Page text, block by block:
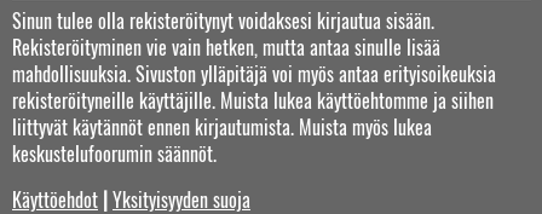
Sinun tulee olla rekisteröitynyt voidaksesi kirjautua sisään.
Rekisteröityminen vie vain hetken, mutta antaa sinulle lisää
mahdollisuuksia. Sivuston ylläpitäjä voi myös antaa erityisoikeuksia
rekisteröityneille käyttäjille. Muista lukea käyttöehtomme ja siihen
liittyvät käytännöt ennen kirjautumista. Muista myös lukea
keskustelufoorumin säännöt.
Käyttöehdot Yksityisyyden suoja